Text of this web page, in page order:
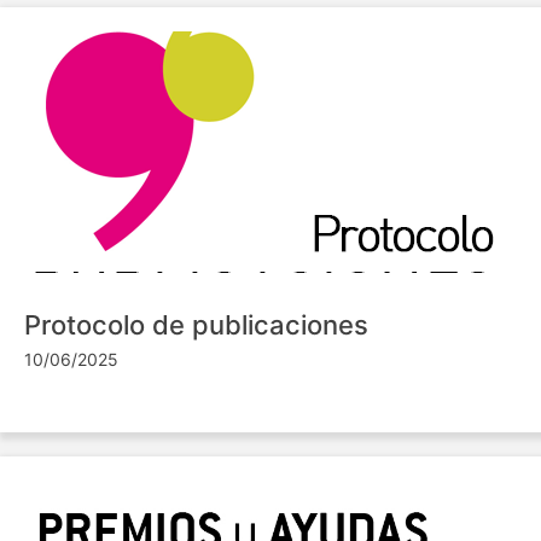
Protocolo de publicaciones
10/06/2025